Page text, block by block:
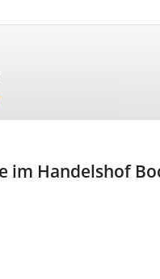
im Handelshof